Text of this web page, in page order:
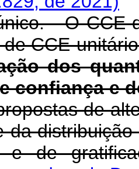
O CCE
CCE-
dos
confiança e
de
da
e de